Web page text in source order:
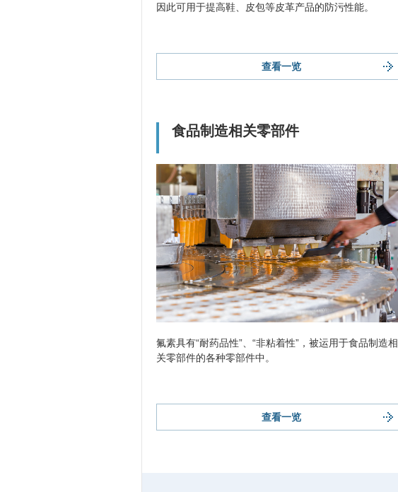
因此可用于提高鞋、皮包等皮革产品的防污性能。
查看一览
食品制造相关零部件
氟素具有“耐药品性”、“非粘着性”，被运用于食品制造相
关零部件的各种零部件中。
查看一览